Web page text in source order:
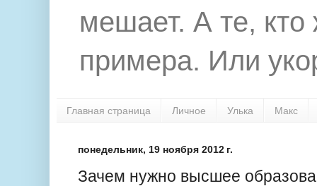
мешает. А те,
примера. Или
Главная страница Личное Улька Макс
понедельник, 19 ноября 2012 г.
Зачем нужно высшее